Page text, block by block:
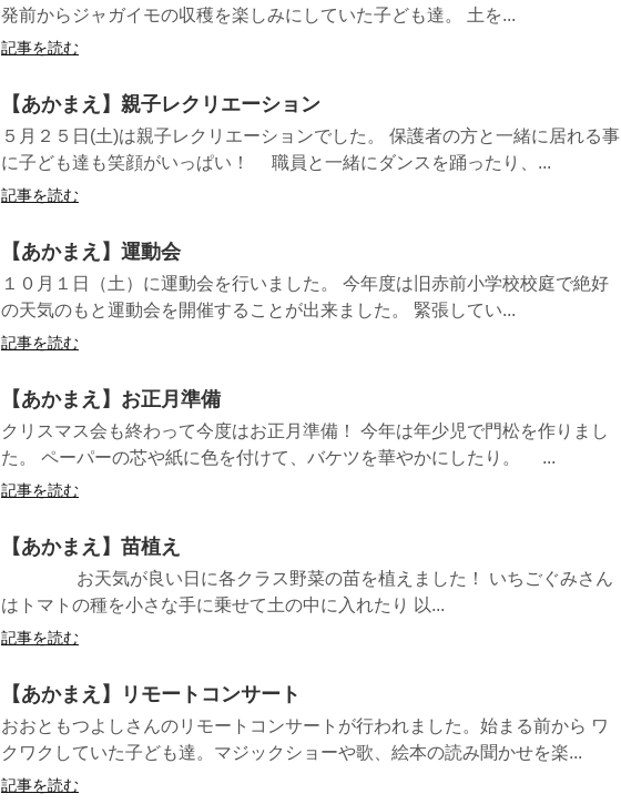
発前からジャガイモの収穫を楽しみにしていた子ども達。 土を...
記事を読む
【あかまえ】親子レクリエーション
５月２５日(土)は親子レクリエーションでした。 保護者の方と一緒に居れる事
に子ども達も笑顔がいっぱい！ 職員と一緒にダンスを踊ったり、...
記事を読む
【あかまえ】運動会
１０月１日（土）に運動会を行いました。 今年度は旧赤前小学校校庭で絶好
の天気のもと運動会を開催することが出来ました。 緊張してい...
記事を読む
【あかまえ】お正月準備
クリスマス会も終わって今度はお正月準備！ 今年は年少児で門松を作りまし
た。 ペーパーの芯や紙に色を付けて、バケツを華やかにしたり。 ...
記事を読む
【あかまえ】苗植え
お天気が良い日に各クラス野菜の苗を植えました！ いちごぐみさん
はトマトの種を小さな手に乗せて土の中に入れたり 以...
記事を読む
【あかまえ】リモートコンサート
おおともつよしさんのリモートコンサートが行われました。始まる前から ワ
クワクしていた子ども達。マジックショーや歌、絵本の読み聞かせを楽...
記事を読む